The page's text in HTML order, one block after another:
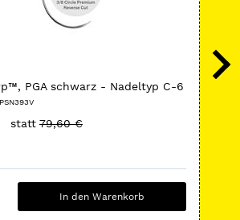
PGA schwarz - Nadeltyp C-6
statt 79,60 €
In den Warenkorb